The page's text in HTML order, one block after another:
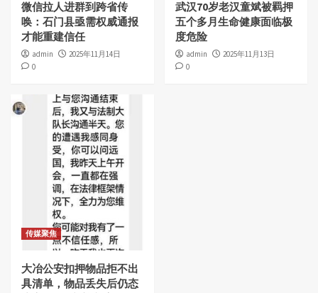
微信拉人进群到跨省传
唤：石门县亟需权威通报
才能重建信任
admin
2025年11月14日
0
武汉70岁老汉童斌被羁押
五个多月生命健康面临极
度危险
admin
2025年11月13日
0
传媒聚焦
大冶公安扣押物品拒不出
具清单，物品丢失后仍态